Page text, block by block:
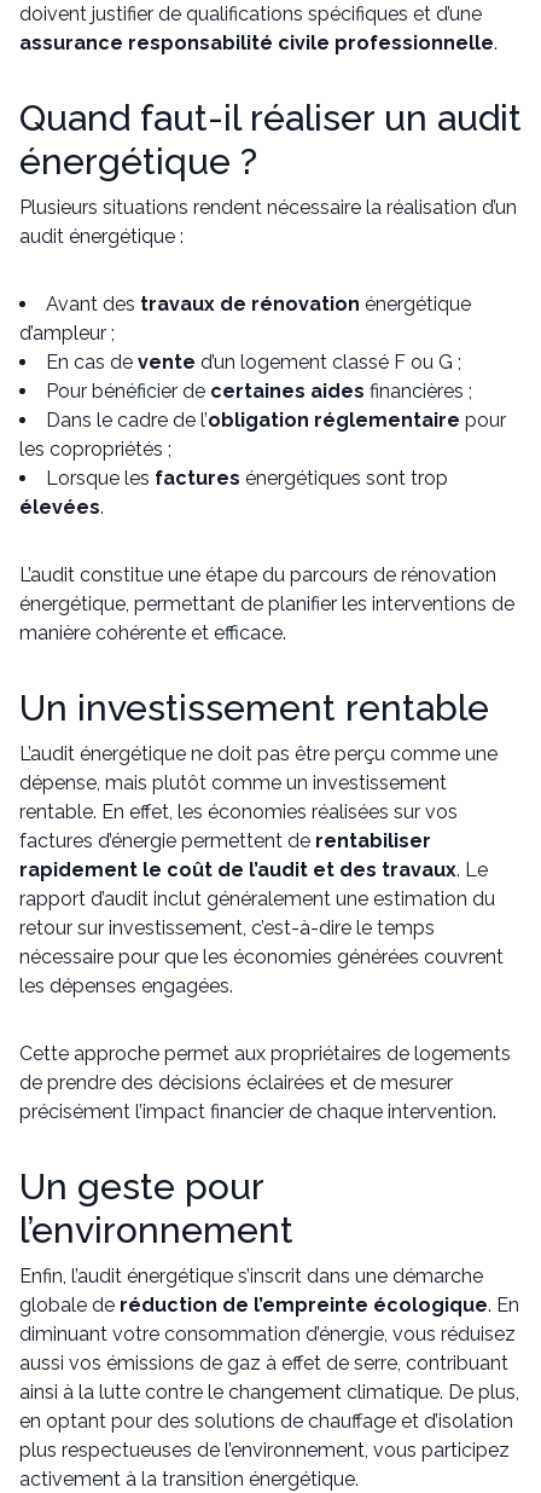
doivent justifier de qualifications spécifiques et d’une
assurance responsabilité civile professionnelle.
Quand faut-il réaliser un audit
énergétique ?
Plusieurs situations rendent nécessaire la réalisation d’un
audit énergétique :
Avant des travaux de rénovation énergétique
d’ampleur ;
En cas de vente d’un logement classé F ou G ;
Pour bénéficier de certaines aides financières ;
Dans le cadre de l’obligation réglementaire pour
les copropriétés ;
Lorsque les factures énergétiques sont trop
élevées.
L’audit constitue une étape du parcours de rénovation
énergétique, permettant de planifier les interventions de
manière cohérente et efficace.
Un investissement rentable
L’audit énergétique ne doit pas être perçu comme une
dépense, mais plutôt comme un investissement
rentable. En effet, les économies réalisées sur vos
factures d’énergie permettent de rentabiliser
rapidement le coût de l’audit et des travaux. Le
rapport d’audit inclut généralement une estimation du
retour sur investissement, c’est-à-dire le temps
nécessaire pour que les économies générées couvrent
les dépenses engagées.
Cette approche permet aux propriétaires de logements
de prendre des décisions éclairées et de mesurer
précisément l’impact financier de chaque intervention.
Un geste pour
l’environnement
Enfin, l’audit énergétique s’inscrit dans une démarche
globale de réduction de l’empreinte écologique. En
diminuant votre consommation d’énergie, vous réduisez
aussi vos émissions de gaz à effet de serre, contribuant
ainsi à la lutte contre le changement climatique. De plus,
en optant pour des solutions de chauffage et d’isolation
plus respectueuses de l’environnement, vous participez
activement à la transition énergétique.